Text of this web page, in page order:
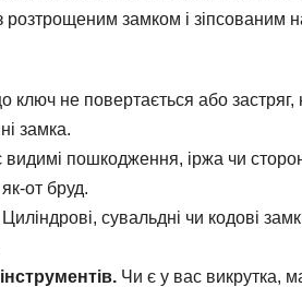
замком і зіпсованим
ключ не повертається або
замка.
видимі пошкодження, іржа чи
от бруд.
Циліндрові, сувальдні чи кодові
Чи є у вас викрутка,